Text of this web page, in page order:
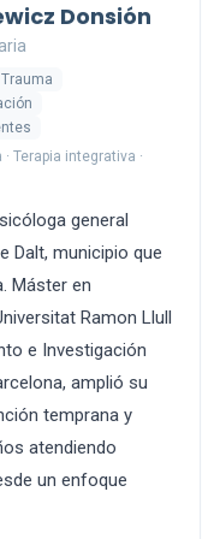
Donsión
Trauma
Terapia integrativa ·
general
Dalt, municipio que
Máster en
Ramon Llull
e Investigación
amplió su
temprana y
atendiendo
un enfoque